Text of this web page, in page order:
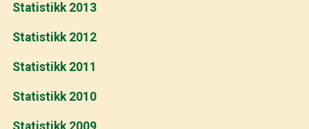
Statistikk 2013
Statistikk 2012
Statistikk 2011
Statistikk 2010
Statistikk 2009